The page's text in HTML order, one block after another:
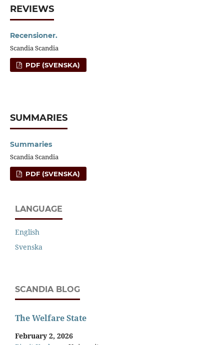
REVIEWS
Recensioner.
Scandia Scandia
PDF (SVENSKA)
SUMMARIES
Summaries
Scandia Scandia
PDF (SVENSKA)
LANGUAGE
English
Svenska
SCANDIA BLOG
The Welfare State
February 2, 2026